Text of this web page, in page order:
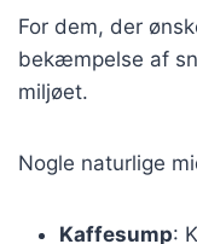
For dem, der
bekæmpelse af
miljøet.
Nogle naturlige
Kaffesump: